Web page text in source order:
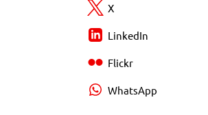
X
LinkedIn
Flickr
WhatsApp